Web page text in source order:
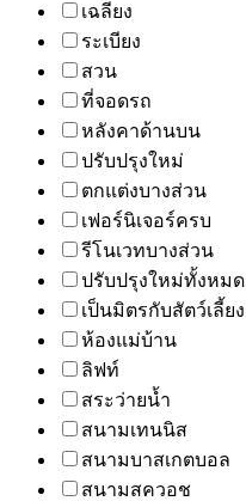
เฉลียง
ระเบียง
สวน
ที่จอดรถ
หลังคาด้านบน
ปรับปรุงใหม่
ตกแต่งบางส่วน
เฟอร์นิเจอร์ครบ
รีโนเวทบางส่วน
ปรับปรุงใหม่ทั้งหมด
เป็นมิตรกับสัตว์เลี้ยง
ห้องแม่บ้าน
ลิฟท์
สระว่ายน้ำ
สนามเทนนิส
สนามบาสเกตบอล
สนามสควอช